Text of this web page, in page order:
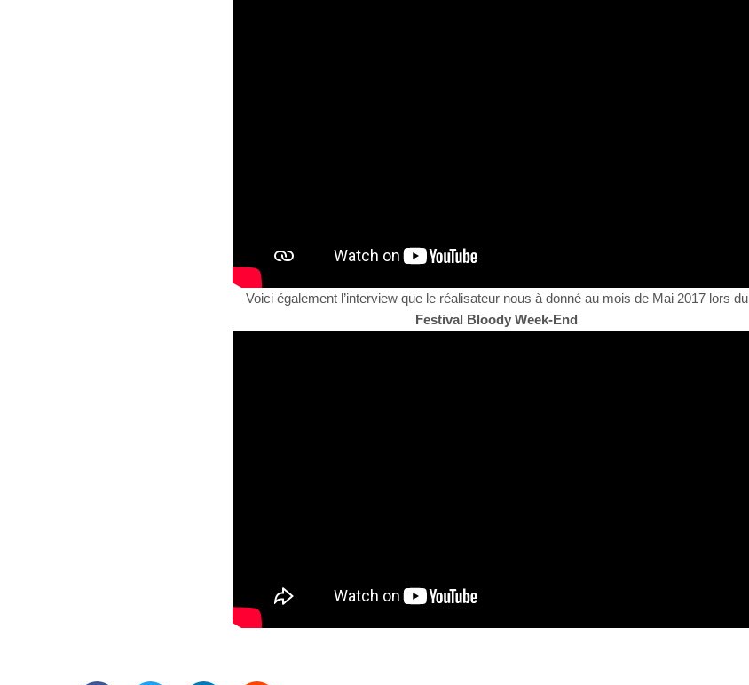
Voici également l’interview que le réalisateur nous à donné au mois de Mai 2017 lors du
Festival Bloody Week-End